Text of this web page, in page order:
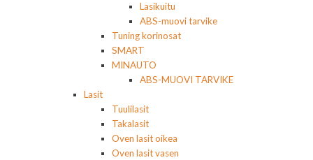
Lasikuitu
ABS-muovi tarvike
Tuning korinosat
SMART
MINAUTO
ABS-MUOVI TARVIKE
Lasit
Tuulilasit
Takalasit
Oven lasit oikea
Oven lasit vasen